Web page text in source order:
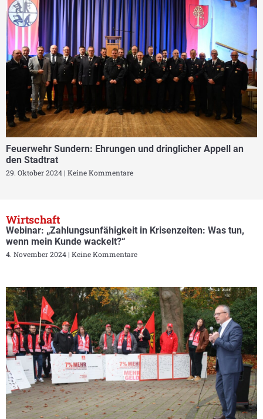
Feuerwehr Sundern: Ehrungen und dringlicher Appell an
den Stadtrat
29. Oktober 2024 Keine Kommentare
Wirtschaft
Webinar: „Zahlungsunfähigkeit in Krisenzeiten: Was tun,
wenn mein Kunde wackelt?“
4. November 2024 Keine Kommentare